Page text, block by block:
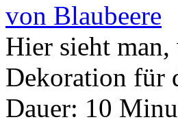
von Blaubeere
Hier sieht man,
Dekoration für
Dauer: 10